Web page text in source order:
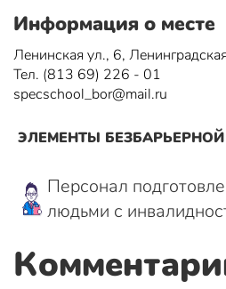
Информация о месте
Ленинская ул., 6,
Тел. (813 69) 226 - 01
specschool_bor@mail.ru
ЭЛЕМЕНТЫ
Персонал
людьми с